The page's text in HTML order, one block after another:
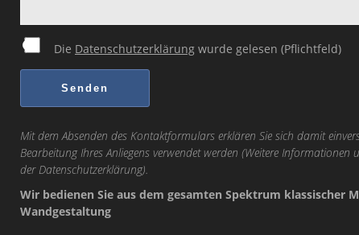
Die Datenschutzerklärung wurde gelesen (Pflichtfeld)
Mit dem Absenden des Kontaktformulars erklären Sie sich damit
Bearbeitung Ihres Anliegens verwendet werden (Weitere Informationen
der Datenschutzerklärung).
Wir bedienen Sie aus dem gesamten Spektrum klassischer
Wandgestaltung